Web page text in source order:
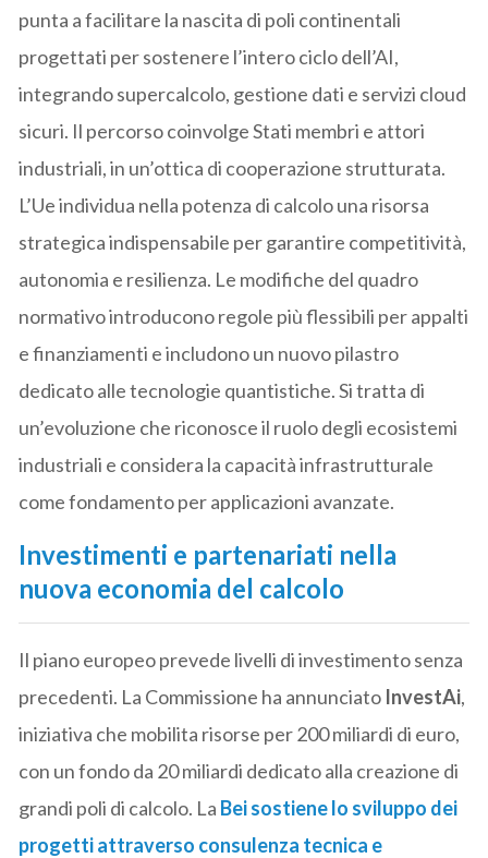
punta a facilitare la nascita di poli continentali
progettati per sostenere l’intero ciclo dell’AI,
integrando supercalcolo, gestione dati e servizi cloud
sicuri. Il percorso coinvolge Stati membri e attori
industriali, in un’ottica di cooperazione strutturata.
L’Ue individua nella potenza di calcolo una risorsa
strategica indispensabile per garantire competitività,
autonomia e resilienza. Le modifiche del quadro
normativo introducono regole più flessibili per appalti
e finanziamenti e includono un nuovo pilastro
dedicato alle tecnologie quantistiche. Si tratta di
un’evoluzione che riconosce il ruolo degli ecosistemi
industriali e considera la capacità infrastrutturale
come fondamento per applicazioni avanzate.
Investimenti e partenariati nella
nuova economia del calcolo
Il piano europeo prevede livelli di investimento senza
precedenti. La Commissione ha annunciato InvestAi,
iniziativa che mobilita risorse per 200 miliardi di euro,
con un fondo da 20 miliardi dedicato alla creazione di
grandi poli di calcolo. La Bei sostiene lo sviluppo dei
progetti attraverso consulenza tecnica e